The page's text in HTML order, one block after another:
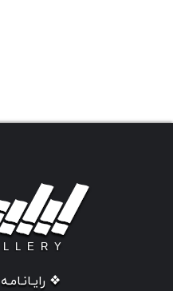
❖